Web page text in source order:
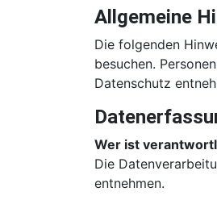
Allgemeine
Die folgenden
besuchen.
Datenschutz
Wer ist
Die
entnehmen.